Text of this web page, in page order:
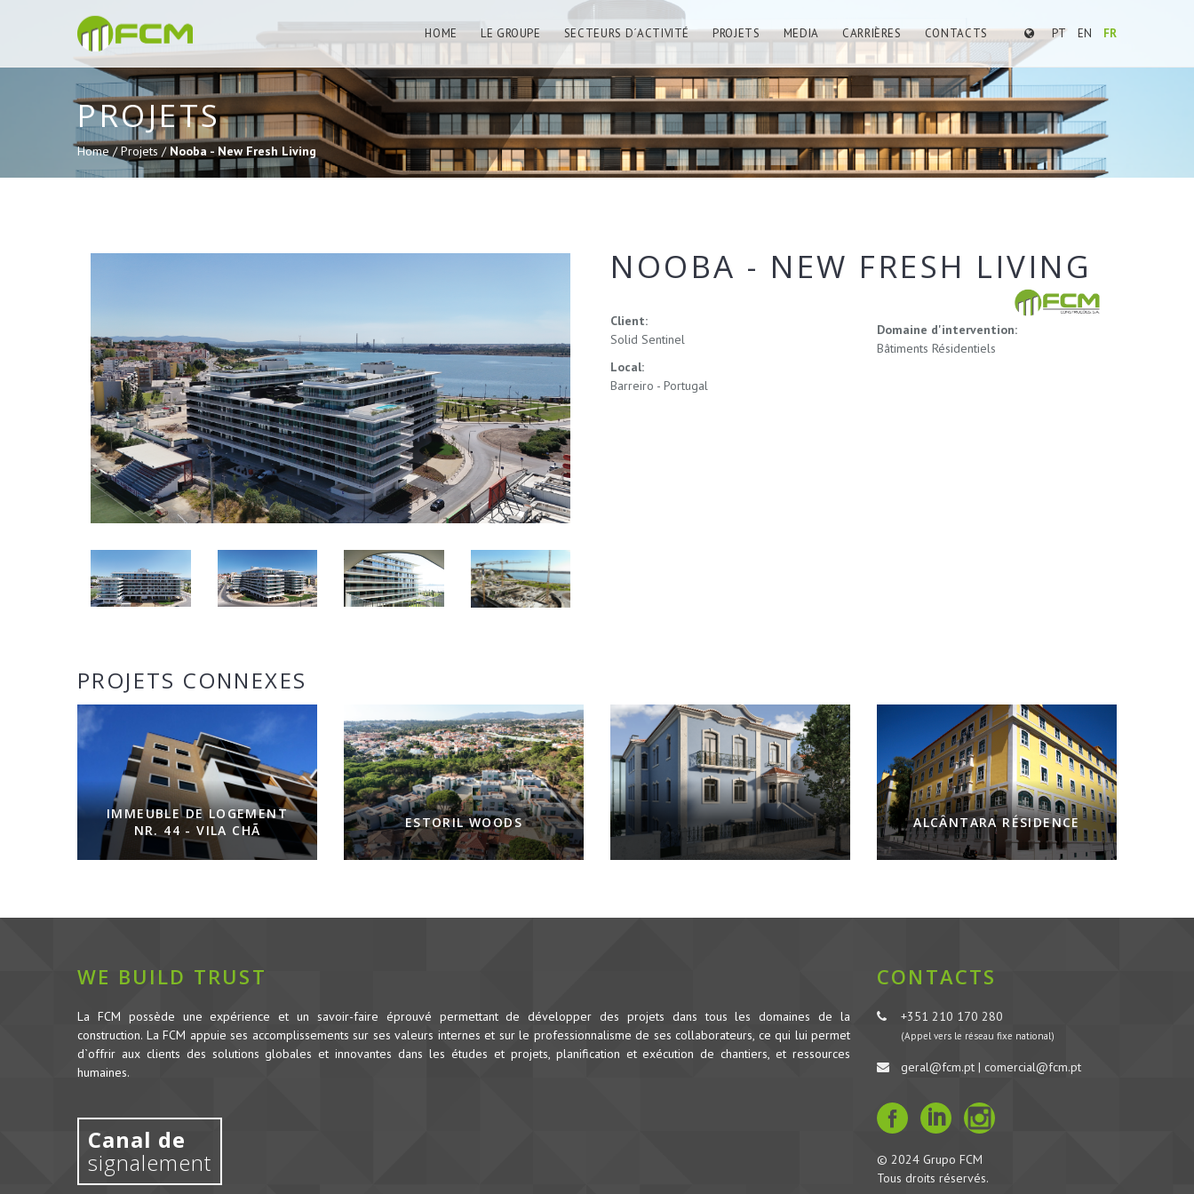
PT EN FR
HOME LE GROUPE SECTEURS D´ACTIVITÉ PROJETS MEDIA CARRIÈRES CONTACTS
PROJETS
Home /Projets / Nooba - New Fresh Living
NOOBA - NEW FRESH LIVING
Client:
Solid Sentinel
Local:
Barreiro - Portugal
Domaine d'intervention:
Bâtiments Résidentiels
PROJETS CONNEXES
IMMEUBLE DE LOGEMENT
NR. 44 - VILA CHÃ
ESTORIL WOODS ALCÂNTARA RÉSIDENCE
WE BUILD TRUST
La FCM possède une expérience et un savoir-faire éprouvé permettant de développer des projets dans tous les domaines de la
construction. La FCM appuie ses accomplissements sur ses valeurs internes et sur le professionnalisme de ses collaborateurs, ce qui lui permet
d`offrir aux clients des solutions globales et innovantes dans les études et projets, planification et exécution de chantiers, et ressources
humaines.
Canal de
signalement
CONTACTS
+351 210 170 280
(Appel vers le réseau fixe national)
geral@fcm.pt | comercial@fcm.pt
© 2024 Grupo FCM
Tous droits réservés.